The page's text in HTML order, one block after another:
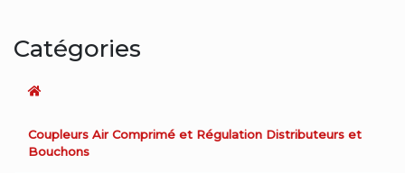
Catégories
Coupleurs Air Comprimé et Régulation Distributeurs et
Bouchons